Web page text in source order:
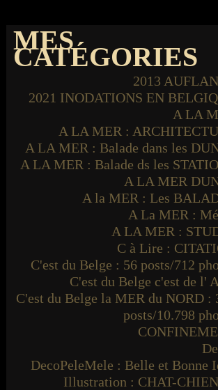
MES
CATÉGORIES
2013
2021 INODATIONS EN
A LA
A LA MER :
A LA MER : Balade dans les
A LA MER : Balade ds les
A LA MER
A la MER : Les
A La MER :
A LA MER :
C à Lire :
C'est du Belge : 56 posts/712
C'est du Belge c'est de l'
C'est du Belge la MER du NORD :
posts/10.798
DecoPeleMele : Belle et Bonne
Illustration : CHAT-